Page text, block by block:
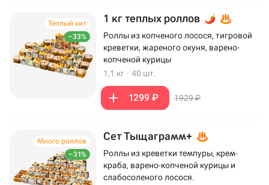
–33%
Теплый хит 1 кг теплых роллов
Роллы из копченого лосося, тигровой
креветки, жареного окуня, варено-
копченой курицы
1,1 кг · 40 шт.
1299 ₽ 1929 ₽
–31%
Много роллов Сет Тыщаграмм+
Роллы из креветки темпуры, крем-
краба, варено-копченой курицы и
слабосоленого лосося.